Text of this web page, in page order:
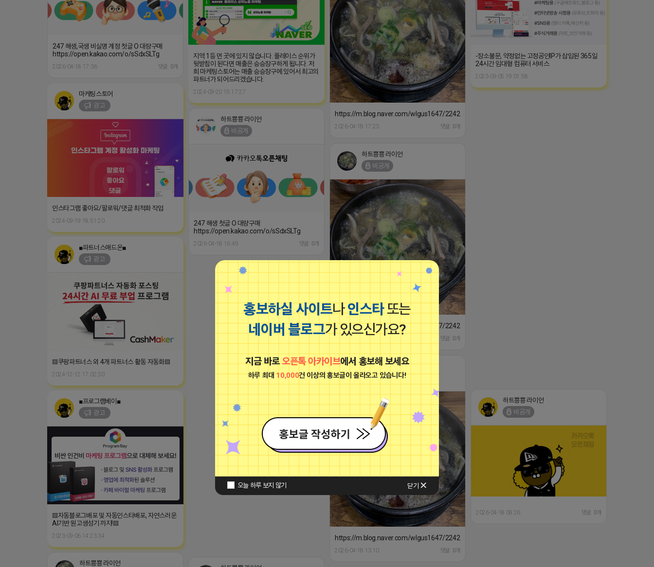
홍보하실 사이트나인스타또는
네이버 블로그가 있으신가요?
지금 바로오픈톡 아카이브에서 홍보해 보세요
하루 최대10,000건 이상의 홍보글이 올라오고 있습니다!
오늘 하루 보지 않기 닫기
247 해생,국생 비실명 계정 첫글 O 대량구매
https://open.kakao.com/o/sSdxSLTg
지역 1등 먼 곳에 있지 않습니다. 플레이스 순위가
뒷받침이 된다면 매출은 승승장구하게 됩니다. 저
희 마케팅스토어는 매출 승승장구에 있어서 최고의
파트너가 되어드리겠습니다.
https://m.blog.naver.com/wlgus1647/224253846149
2026-04-18 17:23 댓글: 0개
-장소불문, 약정없는 고정공인IP가 삽입된 365일
24시간 임대형 컴퓨터 서비스
2023-09-05 19:01:58
마케팅스토어
광고
인스타그램 좋아요/팔로워/댓글 최적화 작업
하트뿅뿅 라이언
비공개
247 해생 첫글 O 대량구매
https://open.kakao.com/o/sSdxSLTg
하트뿅뿅 라이언
비공개
https://m.blog.naver.com/wlgus1647/224253846149
댓글: 0개
■파트너스애드온■
광고
▤쿠팡파트너스 외 4개 파트너스 활동 자동화▤
2024-12-12 17:02:50
하트뿅뿅 라이언
비공개
https://m.blog.naver.com/wlgus1647/224253846149
2026-04-18 13:10 댓글: 0개
2026-04-18 08:26
■프로그램베이■
광고
▤자동블로그배포 및 자동인스타배포, 자연스러운
AI기반 원고생성기 까지!▤
2023-09-06 14:23:34
하트뿅뿅 라이언
비공개
■아이피몬스터■
광고